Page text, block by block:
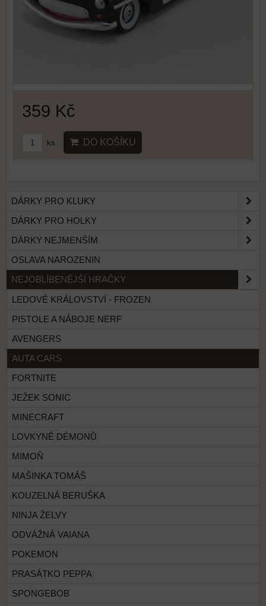
359 Kč
ks DO KOŠÍKU
DÁRKY PRO KLUKY
DÁRKY PRO HOLKY
DÁRKY NEJMENŠÍM
OSLAVA NAROZENIN
NEJOBLÍBENĚJŠÍ HRAČKY
LEDOVÉ KRÁLOVSTVÍ - FROZEN
PISTOLE A NÁBOJE NERF
AVENGERS
AUTA CARS
FORTNITE
JEŽEK SONIC
MINECRAFT
LOVKYNĚ DÉMONŮ
MIMOŇ
MAŠINKA TOMÁŠ
KOUZELNÁ BERUŠKA
NINJA ŽELVY
ODVÁŽNÁ VAIANA
POKEMON
PRASÁTKO PEPPA
SPONGEBOB